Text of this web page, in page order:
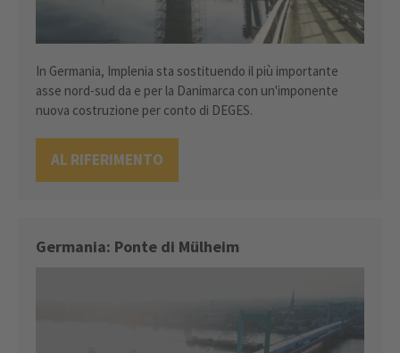
In Germania, Implenia sta sostituendo il più importante
asse nord-sud da e per la Danimarca con un'imponente
nuova costruzione per conto di DEGES.
AL RIFERIMENTO
Germania: Ponte di Mülheim